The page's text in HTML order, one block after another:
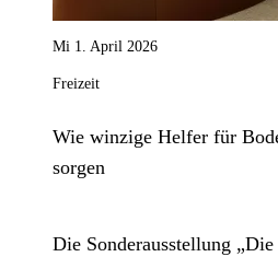
Mi 1. April 2026
Freizeit
Wie winzige Helfer für
sorgen
Die Sonderausstellung